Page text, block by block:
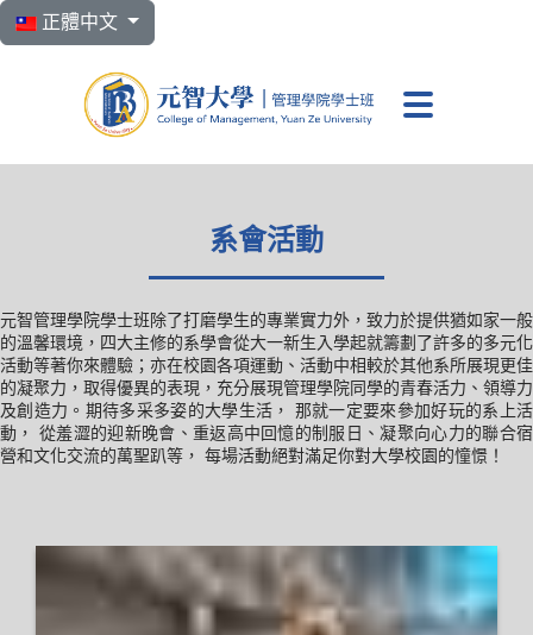
選擇你的語言
正體中文
系會活動
元智管理學院學士班除了打磨學生的專業實力外，致力於提供猶如家一般
的溫馨環境，四大主修的系學會從大一新生入學起就籌劃了許多的多元化
活動等著你來體驗；亦在校園各項運動、活動中相較於其他系所展現更佳
的凝聚力，取得優異的表現，充分展現管理學院同學的青春活力、領導力
及創造力。期待多采多姿的大學生活， 那就一定要來參加好玩的系上活
動， 從羞澀的迎新晚會、重返高中回憶的制服日、凝聚向心力的聯合宿
營和文化交流的萬聖趴等， 每場活動絕對滿足你對大學校園的憧憬！